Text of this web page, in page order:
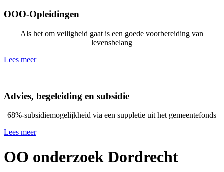
OOO-Opleidingen
Als het om veiligheid gaat is een goede voorbereiding van
levensbelang
Lees meer
Advies, begeleiding en subsidie
68%-subsidiemogelijkheid via een suppletie uit het gemeentefonds
Lees meer
OO onderzoek Dordrecht